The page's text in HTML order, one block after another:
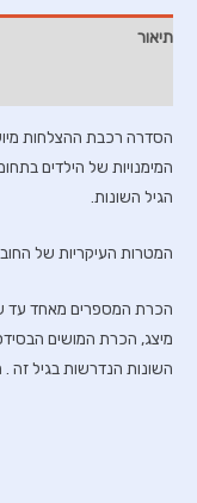
3-
4
תיאור
הסדרה רכבת ההצלחות
המימנויות של הילדים
הגיל השונות.
המטרות העיקריות של
הכרת המספרים מאחד עד
מיצג, הכרת המושים
השונות הנדרשות בגיל זה .